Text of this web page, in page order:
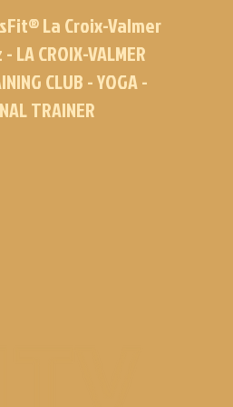
La Croix-Valmer
CROIX-VALMER
CLUB - YOGA -
TRAINER